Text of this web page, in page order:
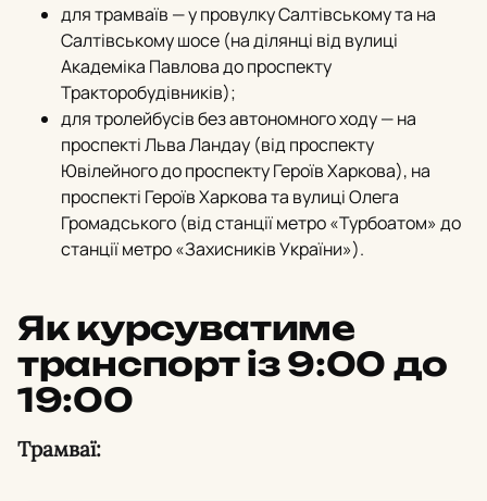
для трамваїв — у провулку Салтівському та на
Салтівському шосе (на ділянці від вулиці
Академіка Павлова до проспекту
Тракторобудівників);
для тролейбусів без автономного ходу — на
проспекті Льва Ландау (від проспекту
Ювілейного до проспекту Героїв Харкова), на
проспекті Героїв Харкова та вулиці Олега
Громадського (від станції метро «Турбоатом» до
станції метро «Захисників України»).
Як курсуватиме
транспорт із 9:00 до
19:00
Трамваї: